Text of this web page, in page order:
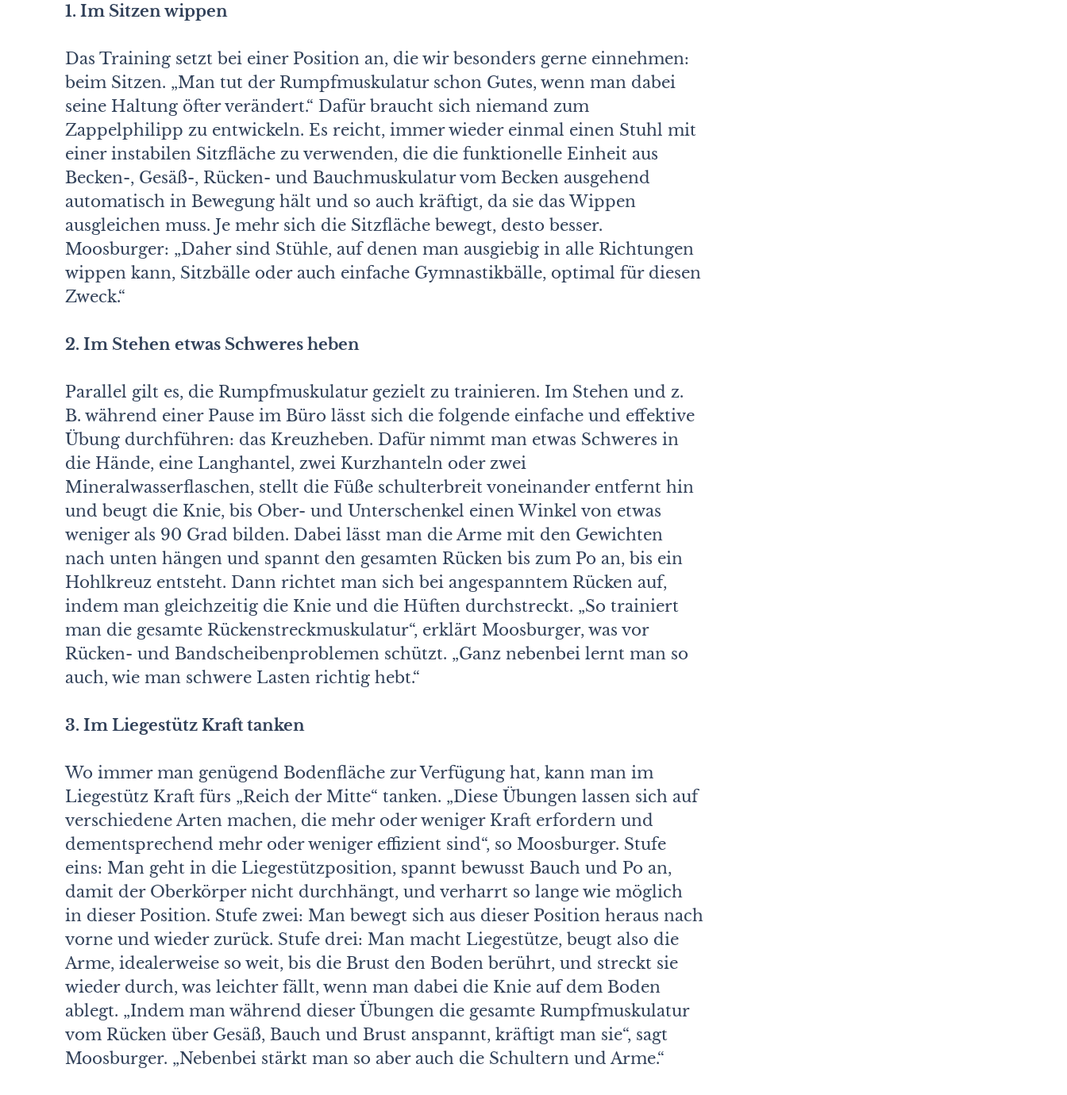
1. Im Sitzen wippen
Das Training setzt bei einer Position an, die wir besonders gerne einnehmen:
beim Sitzen. „Man tut der Rumpfmuskulatur schon Gutes, wenn man dabei
seine Haltung öfter verändert.“ Dafür braucht sich niemand zum
Zappelphilipp zu entwickeln. Es reicht, immer wieder einmal einen Stuhl mit
einer instabilen Sitzfläche zu verwenden, die die funktionelle Einheit aus
Becken-, Gesäß-, Rücken- und Bauchmuskulatur vom Becken ausgehend
automatisch in Bewegung hält und so auch kräftigt, da sie das Wippen
ausgleichen muss. Je mehr sich die Sitzfläche bewegt, desto besser.
Moosburger: „Daher sind Stühle, auf denen man ausgiebig in alle Richtungen
wippen kann, Sitzbälle oder auch einfache Gymnastikbälle, optimal für diesen
Zweck.“
2. Im Stehen etwas Schweres heben
Parallel gilt es, die Rumpfmuskulatur gezielt zu trainieren. Im Stehen und z.
B. während einer Pause im Büro lässt sich die folgende einfache und effektive
Übung durchführen: das Kreuzheben. Dafür nimmt man etwas Schweres in
die Hände, eine Langhantel, zwei Kurzhanteln oder zwei
Mineralwasserflaschen, stellt die Füße schulterbreit voneinander entfernt hin
und beugt die Knie, bis Ober- und Unterschenkel einen Winkel von etwas
weniger als 90 Grad bilden. Dabei lässt man die Arme mit den Gewichten
nach unten hängen und spannt den gesamten Rücken bis zum Po an, bis ein
Hohlkreuz entsteht. Dann richtet man sich bei angespanntem Rücken auf,
indem man gleichzeitig die Knie und die Hüften durchstreckt. „So trainiert
man die gesamte Rückenstreckmuskulatur“, erklärt Moosburger, was vor
Rücken- und Bandscheibenproblemen schützt. „Ganz nebenbei lernt man so
auch, wie man schwere Lasten richtig hebt.“
3. Im Liegestütz Kraft tanken
Wo immer man genügend Bodenfläche zur Verfügung hat, kann man im
Liegestütz Kraft fürs „Reich der Mitte“ tanken. „Diese Übungen lassen sich auf
verschiedene Arten machen, die mehr oder weniger Kraft erfordern und
dementsprechend mehr oder weniger effizient sind“, so Moosburger. Stufe
eins: Man geht in die Liegestützposition, spannt bewusst Bauch und Po an,
damit der Oberkörper nicht durchhängt, und verharrt so lange wie möglich
in dieser Position. Stufe zwei: Man bewegt sich aus dieser Position heraus nach
vorne und wieder zurück. Stufe drei: Man macht Liegestütze, beugt also die
Arme, idealerweise so weit, bis die Brust den Boden berührt, und streckt sie
wieder durch, was leichter fällt, wenn man dabei die Knie auf dem Boden
ablegt. „Indem man während dieser Übungen die gesamte Rumpfmuskulatur
vom Rücken über Gesäß, Bauch und Brust anspannt, kräftigt man sie“, sagt
Moosburger. „Nebenbei stärkt man so aber auch die Schultern und Arme.“